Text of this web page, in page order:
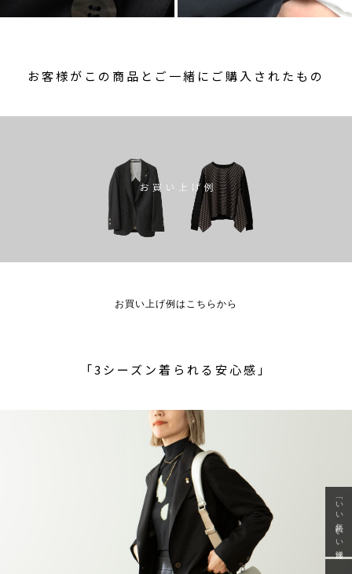
お客様がこの商品とご一緒にご購入されたもの
お買い上げ例はこちらから
「3シーズン着られる安心感」
「いい年齢 いい洋服」